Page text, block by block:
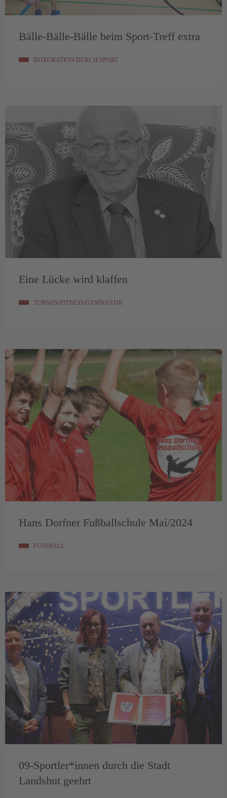
Bälle-Bälle-Bälle beim Sport-Treff extra
INTEGRATION DURCH SPORT
Eine Lücke wird klaffen
TURNEN/FITNESS/GYMNASTIK
Hans Dorfner Fußballschule Mai/2024
FUSSBALL
09-Sportler*innen durch die Stadt
Landshut geehrt